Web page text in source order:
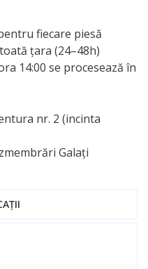
fiecare piesă
țara (24–48h)
14:00 se procesează în
nr. 2 (incinta
Galați